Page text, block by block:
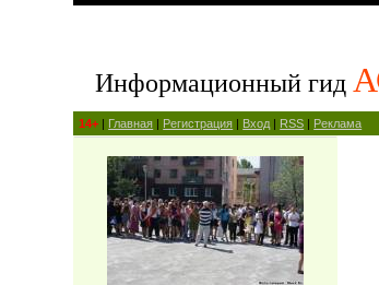
Информационный гид
14+ | Главная | Регистрация | Вход | RSS | Реклама